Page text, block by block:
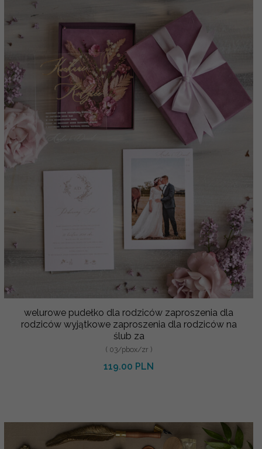
welurowe pudełko dla rodziców zaproszenia dla
rodziców wyjątkowe zaproszenia dla rodziców na
ślub za
( 03/pbox/zr )
119.00 PLN